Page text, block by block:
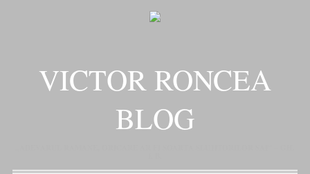
VICTOR RONCEA
BLOG